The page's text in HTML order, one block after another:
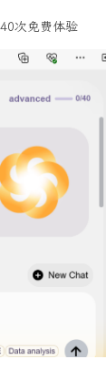
次免费体验